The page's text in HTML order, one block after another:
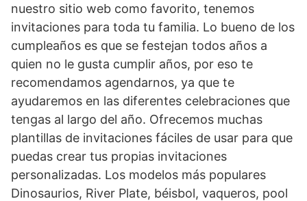
nuestro sitio web como favorito, tenemos
invitaciones para toda tu familia. Lo bueno de los
cumpleaños es que se festejan todos años a
quien no le gusta cumplir años, por eso te
recomendamos agendarnos, ya que te
ayudaremos en las diferentes celebraciones que
tengas al largo del año. Ofrecemos muchas
plantillas de invitaciones fáciles de usar para que
puedas crear tus propias invitaciones
personalizadas. Los modelos más populares
Dinosaurios, River Plate, béisbol, vaqueros, pool